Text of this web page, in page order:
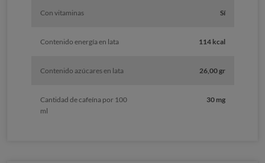
Con vitaminas Sí
Contenido energía en lata 114 kcal
Contenido azúcares en lata 26,00 gr
Cantidad de cafeína por 100
ml
30 mg